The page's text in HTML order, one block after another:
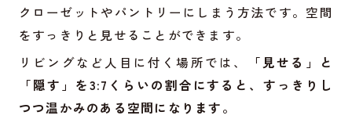
クローゼットやパントリーにしまう方法です。空間
をすっきりと見せることができます。
リビングなど人目に付く場所では、
「見せる」と
「隠す」を3:7くらいの割合にすると、すっきりし
つつ温かみのある空間になります。